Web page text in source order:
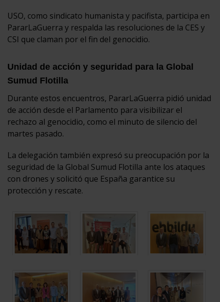
USO, como sindicato humanista y pacifista, participa en
PararLaGuerra y respalda las resoluciones de la CES y
CSI que claman por el fin del genocidio.
Unidad de acción y seguridad para la Global
Sumud Flotilla
Durante estos encuentros, PararLaGuerra pidió unidad
de acción desde el Parlamento para visibilizar el
rechazo al genocidio, como el minuto de silencio del
martes pasado.
La delegación también expresó su preocupación por la
seguridad de la Global Sumud Flotilla ante los ataques
con drones y solicitó que España garantice su
protección y rescate.